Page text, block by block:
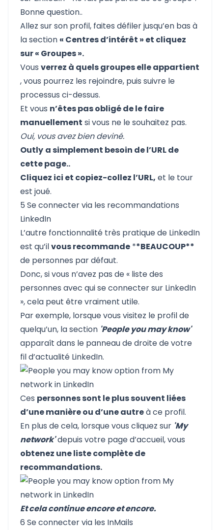
Bonne question..
Allez sur son profil, faites défiler jusqu’en bas à
la section « Centres d’intérêt » et cliquez
sur « Groupes ».
Vous verrez à quels groupes elle appartient
, vous pourrez les rejoindre, puis suivre le
processus ci-dessus.
Et vous n’êtes pas obligé de le faire
manuellement si vous ne le souhaitez pas.
Oui, vous avez bien deviné.
Outly a simplement besoin de l’URL de
cette page..
Cliquez ici et copiez-collez l’URL, et le tour
est joué.
5 Se connecter via les recommandations
LinkedIn
L’autre fonctionnalité très pratique de LinkedIn
est qu’ilvous recommande **BEAUCOUP**
de personnes par défaut.
Donc, si vous n’avez pas de « liste des
personnes avec qui se connecter sur LinkedIn
», cela peut être vraiment utile.
Par exemple, lorsque vous visitez le profil de
quelqu’un, la section 'People you may know'
apparaît dans le panneau de droite de votre
fil d’actualité LinkedIn.
Ces personnes sont le plus souvent liées
d’une manière ou d’une autreà ce profil.
En plus de cela, lorsque vous cliquez sur 'My
network'depuis votre page d’accueil, vous
obtenez une liste complète de
recommandations.
Et cela continue encore et encore.
6 Se connecter via les InMails